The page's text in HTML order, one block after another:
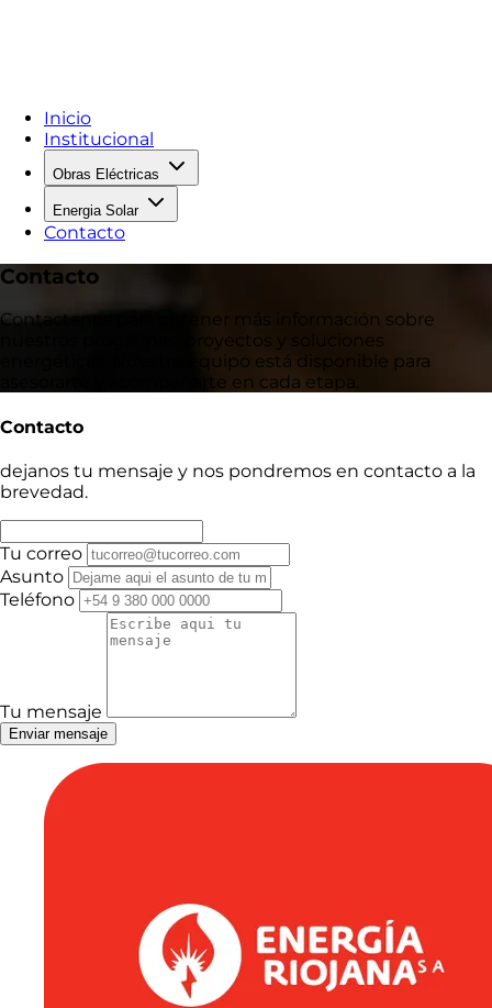
Inicio
Institucional
Obras Eléctricas
Energia Solar
Contacto
Contacto
Contactanos para obtener más información sobre
nuestros programas, proyectos y soluciones
energéticas. Nuestro equipo está disponible para
asesorarte y acompañarte en cada etapa.
Contacto
dejanos tu mensaje y nos pondremos en contacto a la
brevedad.
Tu correo
Asunto
Teléfono
Tu mensaje
Enviar mensaje